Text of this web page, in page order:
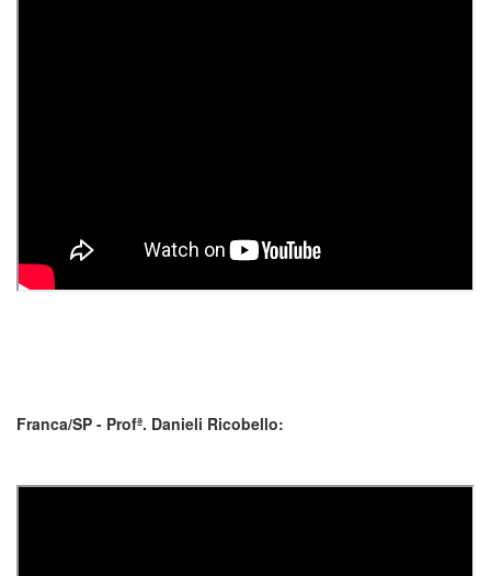
Franca/SP - Profª. Danieli Ricobello: